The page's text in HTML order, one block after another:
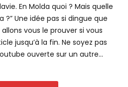
En Molda quoi ? Mais quelle
?” Une idée pas si dingue que
vous le prouver si vous
jusqu’à la fin. Ne soyez pas
ouverte sur un autre...